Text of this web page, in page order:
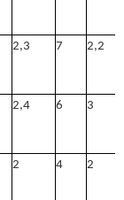
2,3 7 2,2
2,4 6 3
2 4 2